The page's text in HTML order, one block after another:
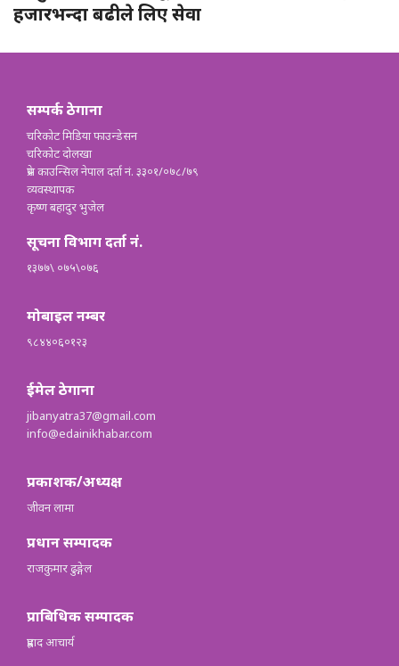
हजारभन्दा बढीले लिए सेवा
सम्पर्क ठेगाना
चरिकोट मिडिया फाउन्डेसन
चरिकोट दोलखा
प्रेस काउन्सिल नेपाल दर्ता नं. ३३०१/०७८/७९
व्यवस्थापक
कृष्ण बहादुर भुजेल
सूचना विभाग दर्ता नं.
१३७७\ ०७५\०७६
मोबाइल नम्बर
९८४४०६०१२३
ईमेल ठेगाना
jibanyatra37@gmail.com
info@edainikhabar.com
प्रकाशक/अध्यक्ष
जीवन लामा
प्रधान सम्पादक
राजकुमार ढुङ्गेल
प्राबिधिक सम्पादक
प्रह्लाद आचार्य